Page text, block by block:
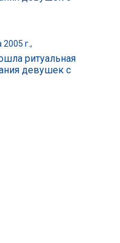
2005 г.,
ритуальная
девушек с